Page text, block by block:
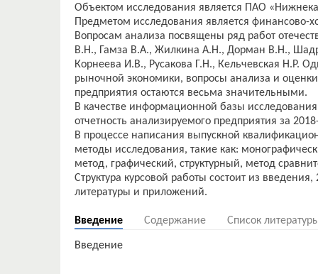
Объектом исследования является ПАО
Предметом исследования является финансово-
Вопросам анализа посвящены ряд работ
В.Н., Гамза В.А., Жилкина А.Н., Дорман В.Н.,
Корнеева И.В., Русакова Г.Н., Кельчевская Н.Р.
рыночной экономики, вопросы анализа и
предприятия остаются весьма значительными.
В качестве информационной базы
отчетность анализируемого предприятия за
В процессе написания выпускной
методы исследования, такие как:
метод, графический, структурный, метод
Структура курсовой работы состоит из
Введение Содержание Список
Введение